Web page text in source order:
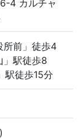
4 カルチャ
所前」徒歩4
」駅徒歩8
駅徒歩15分